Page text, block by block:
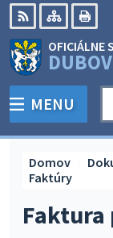
Preskočiť
na
obsah
RSS Mapa
OFICIÁLNE
MENU
Faktura
Domov
Faktúry